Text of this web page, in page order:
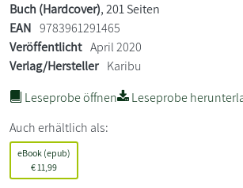
Buch (Hardcover), 201 Seiten
EAN 9783961291465
Veröffentlicht April 2020
Verlag/Hersteller Karibu
Leseprobe öffnen
Leseprobe
Auch erhältlich als:
eBook (epub)
€11,99